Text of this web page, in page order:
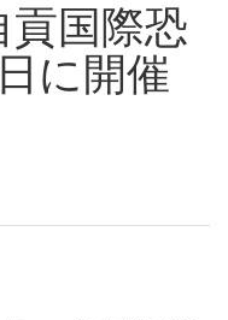
貢国際恐
に開催